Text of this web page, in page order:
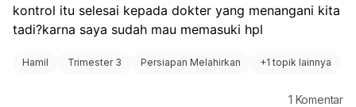
kontrol itu selesai kepada dokter yang menangani kita
tadi?karna saya sudah mau memasuki hpl
Hamil Trimester 3 Persiapan Melahirkan +1 topik lainnya
1 Komentar